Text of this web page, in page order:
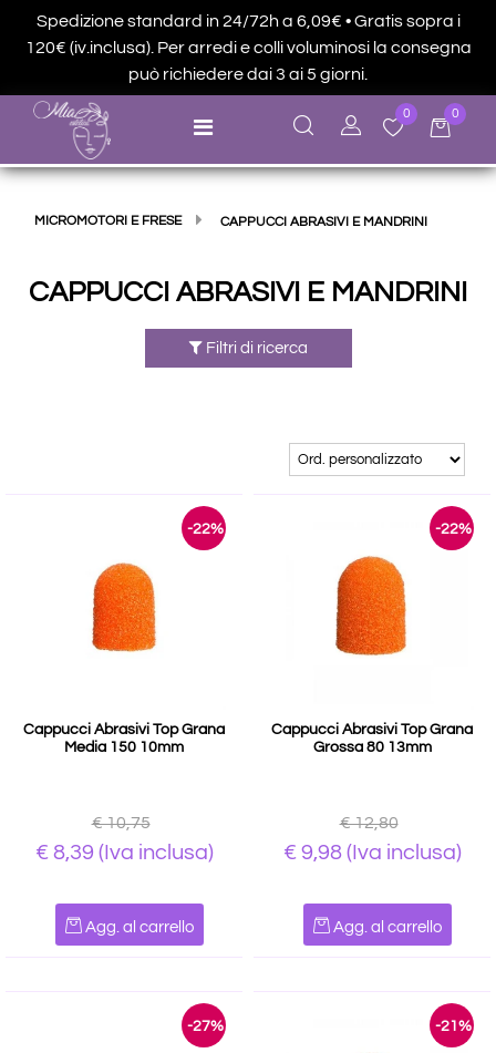
Spedizione standard in 24/72h a 6,09€ • Gratis sopra i
120€ (iv.inclusa). Per arredi e colli voluminosi la consegna
può richiedere dai 3 ai 5 giorni.
Open menu
0 0
MICROMOTORI E FRESE CAPPUCCI ABRASIVI E MANDRINI
CAPPUCCI ABRASIVI E MANDRINI
Filtri di ricerca
-22%
Cappucci Abrasivi Top Grana
Media 150 10mm
€ 10,75
€ 8,39 (Iva inclusa)
Agg. al carrello
-22%
Cappucci Abrasivi Top Grana
Grossa 80 13mm
€ 12,80
€ 9,98(Iva inclusa)
Agg. al carrello
-27% -21%